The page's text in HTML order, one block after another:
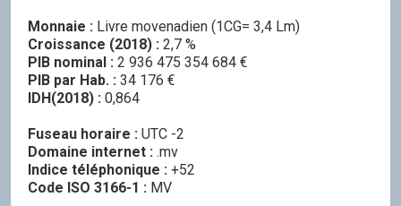
Monnaie : Livre movenadien (1CG= 3,4 Lm)
Croissance (2018) : 2,7 %
PIB nominal : 2 936 475 354 684 €
PIB par Hab. : 34 176 €
IDH(2018) : 0,864
Fuseau horaire : UTC -2
Domaine internet : .mv
Indice téléphonique : +52
Code ISO 3166-1 : MV